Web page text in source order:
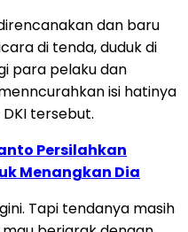
dan baru
di tenda, duduk di
para pelaku dan
isi hatinya
tersebut.
Persilahkan
Menangkan Dia
Tapi tendanya masih